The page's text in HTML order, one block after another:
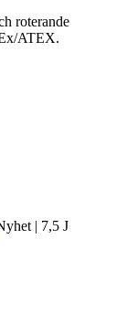
roterande
ATEX.
| 7,5 J